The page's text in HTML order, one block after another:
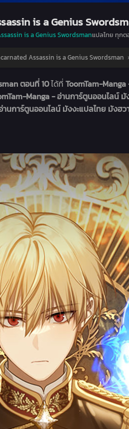
is a Genius
is a Genius Swordsmanแปลไทย ทุก
Assassin is a Genius Swordsman
ตอนที่ 10ได้ที่ ToomTam-
Manga - อ่านการ์ตูนออนไลน์
านการ์ตูนออนไลน์ มังงะแปลไทย มังฮว